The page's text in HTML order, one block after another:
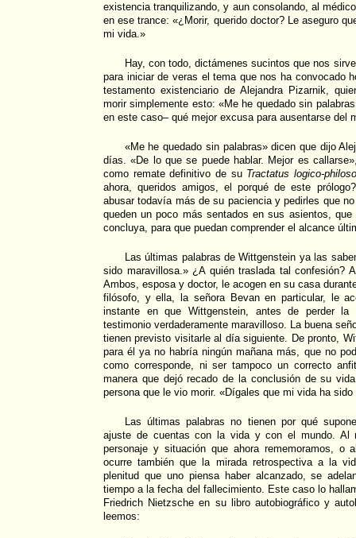
existencia tranquilizando, y aun consolando, al
en ese trance: «¿Morir, querido doctor? Le aseguro
mi vida.»
Hay, con todo, dictámenes sucintos que nos
para iniciar de veras el tema que nos ha convocado
testamento existenciario de Alejandra Pizarnik,
morir simplemente esto: «Me he quedado sin
en este caso– qué mejor excusa para ausentarse del
«Me he quedado sin palabras» dicen que dijo
días. «De lo que se puede hablar. Mejor es
como remate definitivo de su Tractatus logico-
ahora, queridos amigos, el porqué de este
abusar todavía más de su paciencia y pedirles que
queden un poco más sentados en sus asientos,
concluya, para que puedan comprender el alcance
Las últimas palabras de Wittgenstein ya las
sido maravillosa.» ¿A quién traslada tal confesión?
Ambos, esposa y doctor, le acogen en su casa
filósofo, y ella, la señora Bevan en particular, le
instante en que Wittgenstein, antes de perder la
testimonio verdaderamente maravilloso. La buena
tienen previsto visitarle al día siguiente. De pronto,
para él ya no habría ningún mañana más, que no
como corresponde, ni ser tampoco un correcto
manera que dejó recado de la conclusión de su
persona que le vio morir. «Dígales que mi vida ha
Las últimas palabras no tienen por qué
ajuste de cuentas con la vida y con el mundo.
personaje y situación que ahora rememoramos, o
ocurre también que la mirada retrospectiva a la
plenitud que uno piensa haber alcanzado, se
tiempo a la fecha del fallecimiento. Este caso lo
Friedrich Nietzsche en su libro autobiográfico y
leemos: